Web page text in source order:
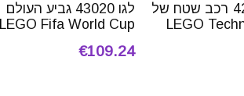
לגו 42158 רכב שטח של
לגו 43020 גביע העולם
LEGO Fifa World Cup
€109.24